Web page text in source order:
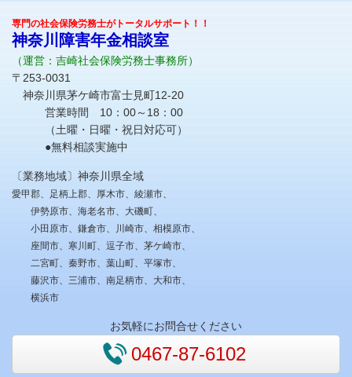
専門の社会保険労務士がトータルサポート！！
神奈川障害年金相談室
（運営：吉崎社会保険労務士事務所）
〒253-0031
神奈川県茅ケ崎市富士見町12-20
営業時間 10：00～18：00
（土曜・日曜・祝日対応可）
●無料相談実施中
〔業務地域〕神奈川県全域
愛甲郡、足柄上郡、厚木市、綾瀬市、
伊勢原市、海老名市、大磯町、
小田原市、鎌倉市、川崎市、相模原市、
座間市、寒川町、逗子市、茅ケ崎市、
二宮町、秦野市、葉山町、平塚市、
藤沢市、三浦市、南足柄市、大和市、
横浜市
お気軽にお問合せください
0467-87-6102